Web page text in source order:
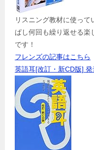
リスニング教材に使って
ぱし何回も繰り返せる楽
です！
フレンズの記事はこちら
英語耳[改訂・新CD版]